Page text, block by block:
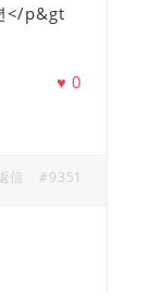
</p&gt
♥0
#9351
信